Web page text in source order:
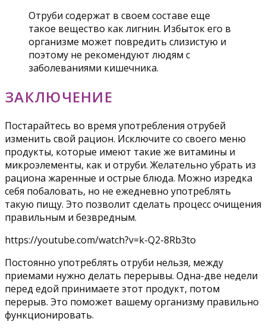
Отруби содержат в своем составе еще
такое вещество как лигнин. Избыток его в
организме может повредить слизистую и
поэтому не рекомендуют людям с
заболеваниями кишечника.
ЗАКЛЮЧЕНИЕ
Постарайтесь во время употребления отрубей
изменить свой рацион. Исключите со своего меню
продукты, которые имеют такие же витамины и
микроэлементы, как и отруби. Желательно убрать из
рациона жаренные и острые блюда. Можно изредка
себя побаловать, но не ежедневно употреблять
такую пищу. Это позволит сделать процесс очищения
правильным и безвредным.
https://youtube.com/watch?v=k-Q2-8Rb3to
Постоянно употреблять отруби нельзя, между
приемами нужно делать перерывы. Одна-две недели
перед едой принимаете этот продукт, потом
перерыв. Это поможет вашему организму правильно
функционировать.